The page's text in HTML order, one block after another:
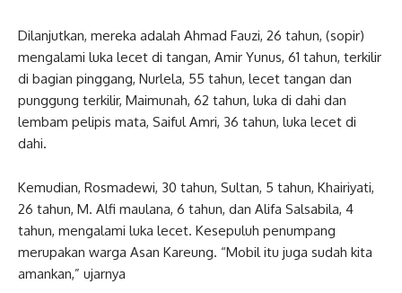
Dilanjutkan, mereka adalah Ahmad Fauzi, 26 tahun, (sopir)
mengalami luka lecet di tangan, Amir Yunus, 61 tahun, terkilir
di bagian pinggang, Nurlela, 55 tahun, lecet tangan dan
punggung terkilir, Maimunah, 62 tahun, luka di dahi dan
lembam pelipis mata, Saiful Amri, 36 tahun, luka lecet di
dahi.
Kemudian, Rosmadewi, 30 tahun, Sultan, 5 tahun, Khairiyati,
26 tahun, M. Alfi maulana, 6 tahun, dan Alifa Salsabila, 4
tahun, mengalami luka lecet. Kesepuluh penumpang
merupakan warga Asan Kareung. “Mobil itu juga sudah kita
amankan,” ujarnya